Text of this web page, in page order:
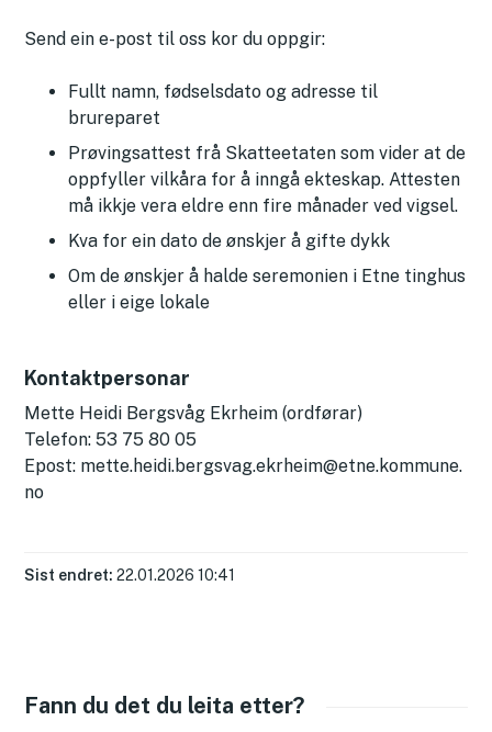
Send ein e-post til oss kor du oppgir:
Fullt namn, fødselsdato og adresse til
brureparet
Prøvingsattest frå Skatteetaten som vider at de
oppfyller vilkåra for å inngå ekteskap. Attesten
må ikkje vera eldre enn fire månader ved vigsel.
Kva for ein dato de ønskjer å gifte dykk
Om de ønskjer å halde seremonien i Etne tinghus
eller i eige lokale
Kontaktpersonar
Mette Heidi Bergsvåg Ekrheim (ordførar)
Telefon: 53 75 80 05
Epost: mette.heidi.bergsvag.ekrheim@etne.kommune.
no
Sist endret 22.01.2026 10:41
Fann du det du leita etter?